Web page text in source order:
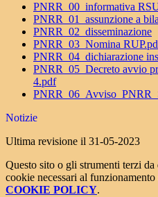
PNRR_00_informativa
PNRR_01_assunzione a
PNRR_02_disseminazione
PNRR_03_Nomina
PNRR_04_dichiarazione
PNRR_05_Decreto avvio
4.pdf
Notizie
Ultima revisione il 31-05-2023
Questo sito o gli strumenti terzi
cookie necessari al
COOKIE POLICY.